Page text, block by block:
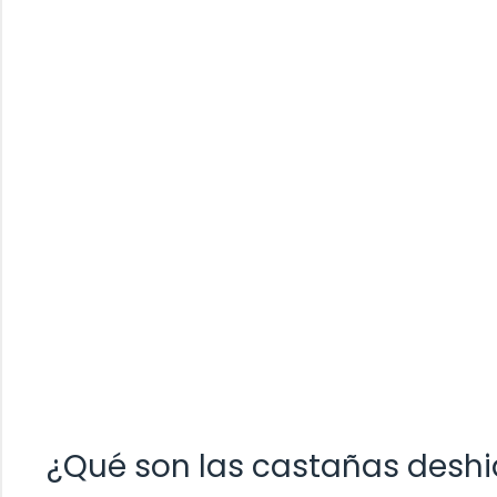
¿Qué son las castañas